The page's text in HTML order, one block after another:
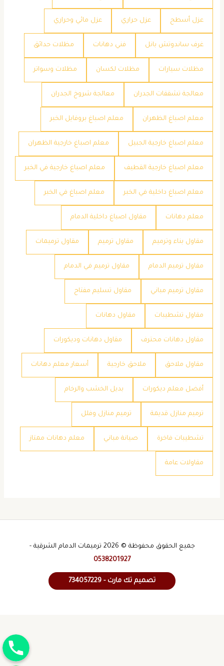
عزل أسطح عزل حراري عزل مائي وحراري
غرف ساندوتش بانل فني دهانات مظلات حدائق
مظلات سيارات مظلات لكسان مظلات وسواتر
معالجة تشققات الجدران معالجة شروخ الجدران
معلم اصباغ الظهران معلم اصباغ بروفايل الخبر
معلم اصباغ خارجية الجبيل معلم اصباغ خارجية الظهران
معلم اصباغ خارجية القطيف معلم اصباغ خارجية في الخبر
معلم اصباغ داخلية في الخبر معلم اصباغ في الخبر
معلم دهانات مقاول اصباغ داخلية الدمام
مقاول بناء وترميم مقاول ترميم مقاول ترميمات
مقاول ترميم الدمام مقاول ترميم في الدمام
مقاول ترميم مباني مقاول تسليم مفتاح
مقاول تشطيبات مقاول دهانات
مقاول دهانات محترف مقاول دهانات وديكورات
مقاول ملاحق ملاحق خارجية ​أسعار معلم دهانات
​أفضل معلم ديكورات ​بديل الخشب والرخام
​ترميم منازل قديمة ​ترميم منازل وفلل
​تشطيبات فاخرة ​صيانة مباني ​معلم دهانات ممتاز
​مقاولات عامة
جميع الحقوق محفوظة © 2026 ترميمات الدمام الشرقية -
0538201927
تصميم تك مارت - 734057229
جوال